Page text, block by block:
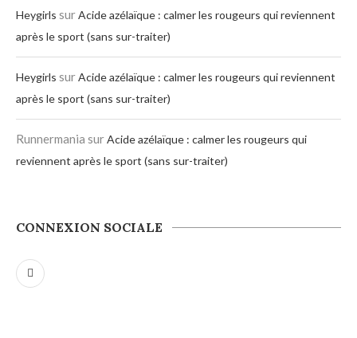
Heygirls surAcide azélaïque : calmer les rougeurs qui reviennent
après le sport (sans sur-traiter)
Heygirls surAcide azélaïque : calmer les rougeurs qui reviennent
après le sport (sans sur-traiter)
Runnermania surAcide azélaïque : calmer les rougeurs qui
reviennent après le sport (sans sur-traiter)
CONNEXION SOCIALE